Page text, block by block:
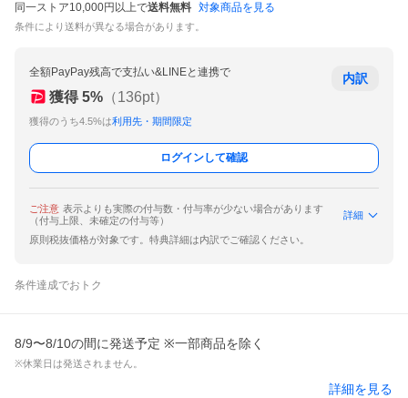
同一ストア10,000円以上で送料無料 対象商品を見る
条件により送料が異なる場合があります。
全額PayPay残高で支払い&LINEと連携で
獲得 5% （136pt）
獲得のうち4.5%は利用先・期間限定
内訳
ログインして確認
ご注意 表示よりも実際の付与数・付与率が少ない場合があります
（付与上限、未確定の付与等）
詳細
原則税抜価格が対象です。特典詳細は内訳でご確認ください。
条件達成でおトク
8/9〜8/10の間に発送予定 ※一部商品を除く
※休業日は発送されません。
詳細を見る